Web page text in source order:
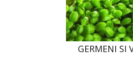
GERMENI SI